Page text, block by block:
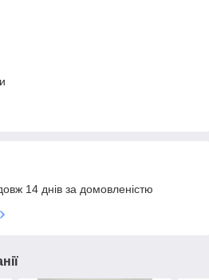
14 днів за домовленістю